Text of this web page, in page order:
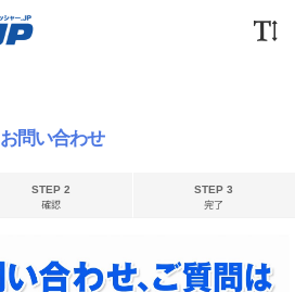
お問い合わせ
STEP 2
確認
STEP 3
完了